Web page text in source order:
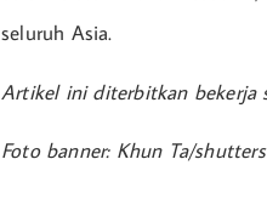
seluruh Asia.
Artikel ini diterbitkan bekerja
Foto banner: Khun Ta/